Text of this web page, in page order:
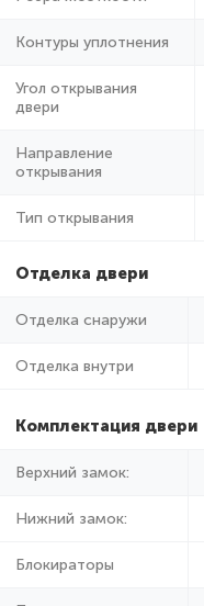
Контуры уплотнения
Угол открывания
двери
Направление
открывания
Тип открывания
Отделка двери
Отделка снаружи
Отделка внутри
Комплектация двери
Верхний замок:
Нижний замок:
Блокираторы